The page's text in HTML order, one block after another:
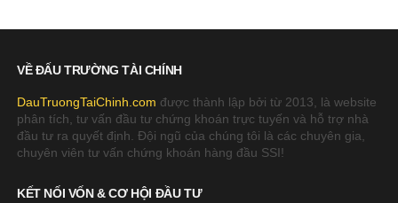
VỀ ĐẤU TRƯỜNG TÀI CHÍNH
DauTruongTaiChinh.com được thành lập bởi từ 2013, là website
phân tích, tư vấn đầu tư chứng khoán trực tuyến và hỗ trợ nhà
đầu tư ra quyết định. Đội ngũ của chúng tôi là các chuyên gia,
chuyên viên tư vấn chứng khoán hàng đầu SSI!
KẾT NỐI VỐN & CƠ HỘI ĐẦU TƯ